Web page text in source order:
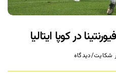
در کوپا ایتالیا
شکایت/دیدگاه